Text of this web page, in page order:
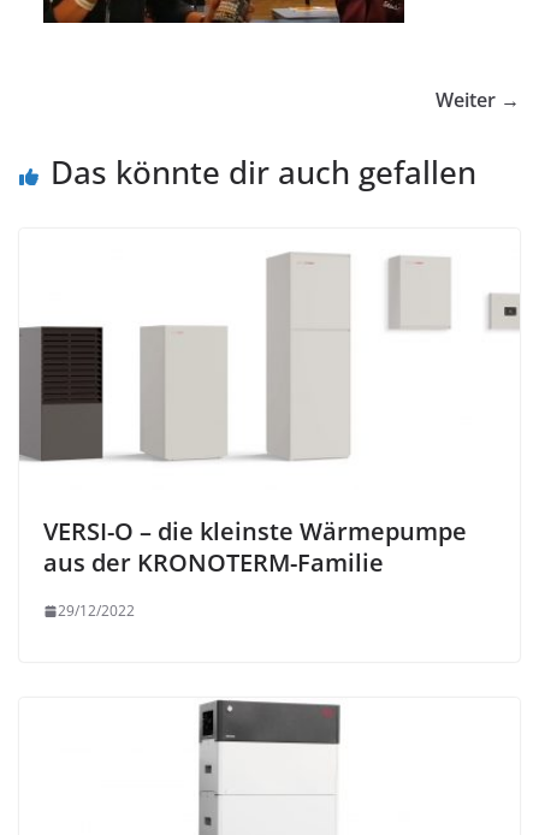
Weiter →
Das könnte dir auch gefallen
VERSI-O – die kleinste Wärmepumpe
aus der KRONOTERM-Familie
29/12/2022